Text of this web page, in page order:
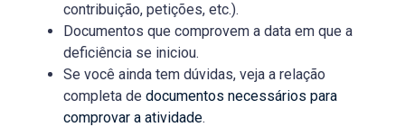
contribuição, petições, etc.).
Documentos que comprovem a data em que a
deficiência se iniciou.
Se você ainda tem dúvidas, veja a relação
completa de documentos necessários para
comprovar a atividade.